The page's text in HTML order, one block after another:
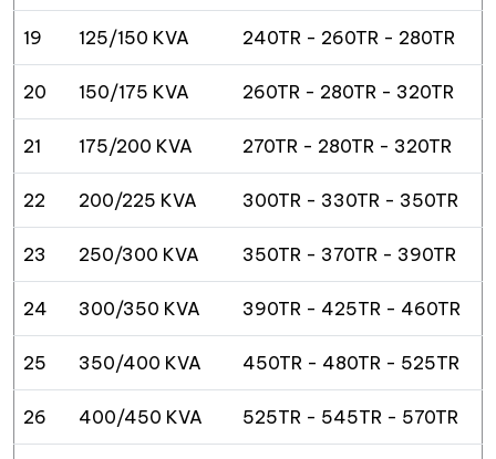
19 125/150 KVA 240TR - 260TR - 280TR
20 150/175 KVA 260TR - 280TR - 320TR
21 175/200 KVA 270TR - 280TR - 320TR
22 200/225 KVA 300TR - 330TR - 350TR
23 250/300 KVA 350TR - 370TR - 390TR
24 300/350 KVA 390TR - 425TR - 460TR
25 350/400 KVA 450TR - 480TR - 525TR
26 400/450 KVA 525TR - 545TR - 570TR